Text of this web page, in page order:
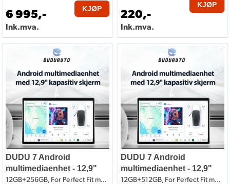
6 995,-
Ink.mva.
KJØP 220,-
Ink.mva.
KJØP
DUDU 7 Android
multimediaenhet - 12,9"
12GB+256GB, For Perfect Fit montering
DUDU 7 Android
multimediaenhet - 12,9"
12GB+512GB, For Perfect Fit montering